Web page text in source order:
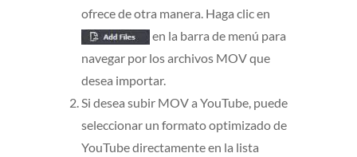
ofrece de otra manera. Haga clic en
en la barra de menú para
navegar por los archivos MOV que
desea importar.
Si desea subir MOV a YouTube, puede
seleccionar un formato optimizado de
YouTube directamente en la lista